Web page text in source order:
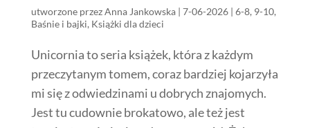
utworzone przezAnna Jankowska| 7-06-2026| 6-8, 9-10,
Baśnie i bajki, Książki dla dzieci
Unicornia to seria książek, która z każdym
przeczytanym tomem, coraz bardziej kojarzyła
mi się z odwiedzinami u dobrych znajomych.
Jest tu cudownie brokatowo, ale też jest